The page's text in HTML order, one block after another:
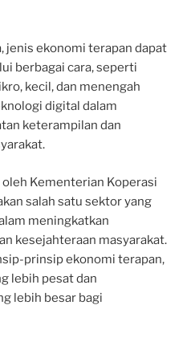
jenis ekonomi terapan dapat
berbagai cara, seperti
kecil, dan menengah
digital dalam
keterampilan dan
Kementerian Koperasi
salah satu sektor yang
meningkatkan
kesejahteraan masyarakat.
prinsip ekonomi terapan,
lebih pesat dan
lebih besar bagi